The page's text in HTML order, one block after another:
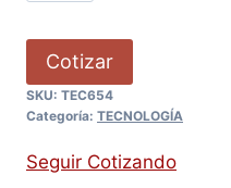
Cotizar
SKU: TEC654
Categoría: TECNOLOGÍA
Seguir Cotizando